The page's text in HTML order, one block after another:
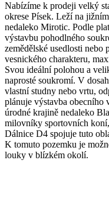
Nabízíme k prodeji velký
okrese Písek. Leží na
nedaleko Mirotic. Podle
výstavbu pohodlného
zemědělské usedlosti nebo
vesnického charakteru,
Svou ideální polohou a
naprosté soukromí. V
vlastní studny nebo vrtu,
plánuje výstavba obecního
úrodné krajině nedaleko
milovníky sportovních
Dálnice D4 spojuje tuto
K tomuto pozemku je
louky v blízkém okolí.